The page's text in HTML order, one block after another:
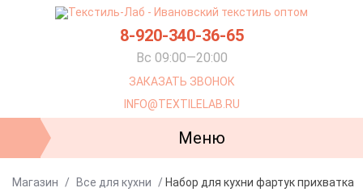
8-920-340-36-65
Вс 09:00—20:00
ЗАКАЗАТЬ ЗВОНОК
INFO@TEXTILELAB.RU
Меню
Магазин / Все для кухни / Набор для кухни фартук прихватка